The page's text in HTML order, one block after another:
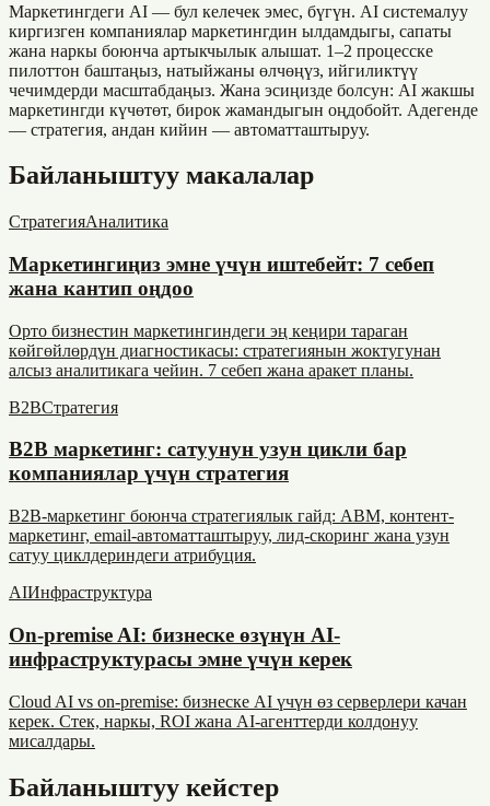
Маркетингдеги AI — бул келечек эмес, бүгүн. AI системалуу
киргизген компаниялар маркетингдин ылдамдыгы, сапаты
жана наркы боюнча артыкчылык алышат. 1–2 процесске
пилоттон баштаңыз, натыйжаны өлчөңүз, ийгиликтүү
чечимдерди масштабдаңыз. Жана эсиңизде болсун: AI жакшы
маркетингди күчөтөт, бирок жамандыгын оңдобойт. Адегенде
— стратегия, андан кийин — автоматташтыруу.
Байланыштуу макалалар
СтратегияАналитика
Маркетингиңиз эмне үчүн иштебейт: 7 себеп
жана кантип оңдоо
Орто бизнестин маркетингиндеги эң кеңири тараган
көйгөйлөрдүн диагностикасы: стратегиянын жоктугунан
алсыз аналитикага чейин. 7 себеп жана аракет планы.
B2BСтратегия
B2B маркетинг: сатуунун узун цикли бар
компаниялар үчүн стратегия
B2B-маркетинг боюнча стратегиялык гайд: ABM, контент-
маркетинг, email-автоматташтыруу, лид-скоринг жана узун
сатуу циклдериндеги атрибуция.
AIИнфраструктура
On-premise AI: бизнеске өзүнүн AI-
инфраструктурасы эмне үчүн керек
Cloud AI vs on-premise: бизнеске AI үчүн өз серверлери качан
керек. Стек, наркы, ROI жана AI-агенттерди колдонуу
мисалдары.
Байланыштуу кейстер